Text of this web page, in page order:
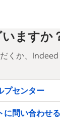
ますか
くか、Indeed
プセンター
に問い合わせる